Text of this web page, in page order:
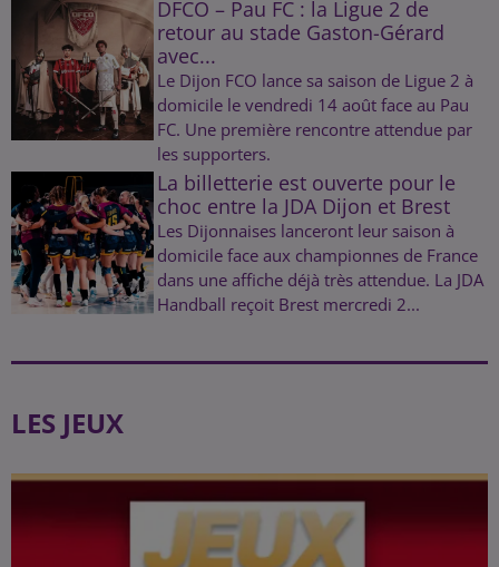
DFCO – Pau FC : la Ligue 2 de
retour au stade Gaston-Gérard
avec...
Le Dijon FCO lance sa saison de Ligue 2 à
domicile le vendredi 14 août face au Pau
FC. Une première rencontre attendue par
les supporters.
La billetterie est ouverte pour le
choc entre la JDA Dijon et Brest
Les Dijonnaises lanceront leur saison à
domicile face aux championnes de France
dans une affiche déjà très attendue. La JDA
Handball reçoit Brest mercredi 2...
LES JEUX